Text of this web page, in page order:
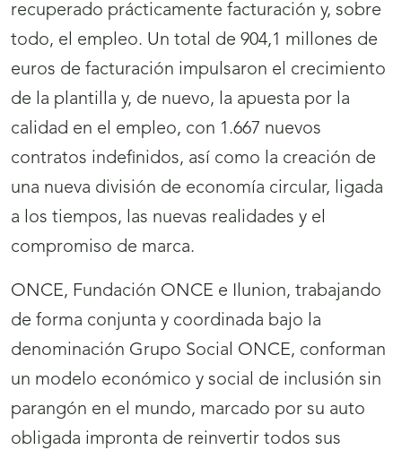
recuperado prácticamente facturación y, sobre
todo, el empleo. Un total de 904,1 millones de
euros de facturación impulsaron el crecimiento
de la plantilla y, de nuevo, la apuesta por la
calidad en el empleo, con 1.667 nuevos
contratos indefinidos, así como la creación de
una nueva división de economía circular, ligada
a los tiempos, las nuevas realidades y el
compromiso de marca.
ONCE, Fundación ONCE e Ilunion, trabajando
de forma conjunta y coordinada bajo la
denominación Grupo Social ONCE, conforman
un modelo económico y social de inclusión sin
parangón en el mundo, marcado por su auto
obligada impronta de reinvertir todos sus